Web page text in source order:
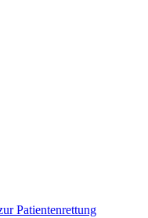
Patientenrettung